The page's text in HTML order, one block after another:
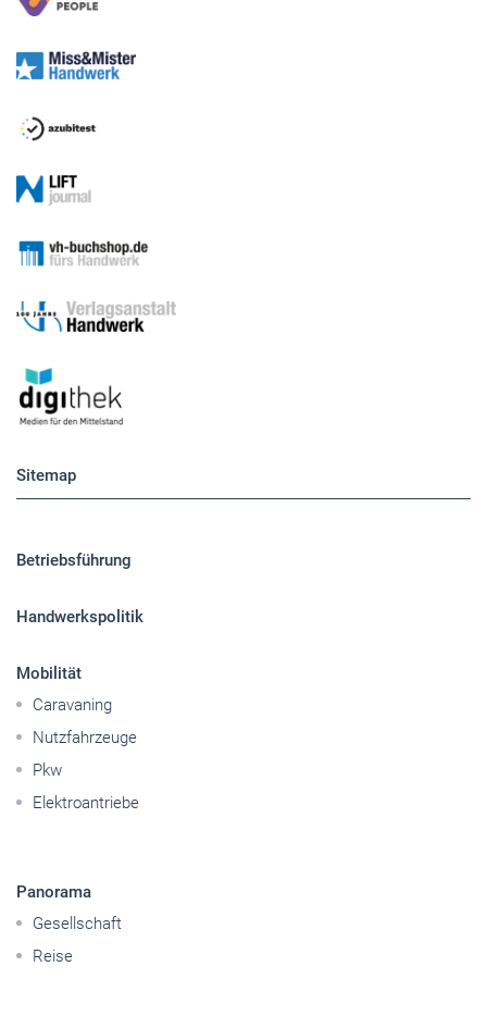
Sitemap
Betriebsführung
Handwerkspolitik
Mobilität
Caravaning
Nutzfahrzeuge
Pkw
Elektroantriebe
Panorama
Gesellschaft
Reise